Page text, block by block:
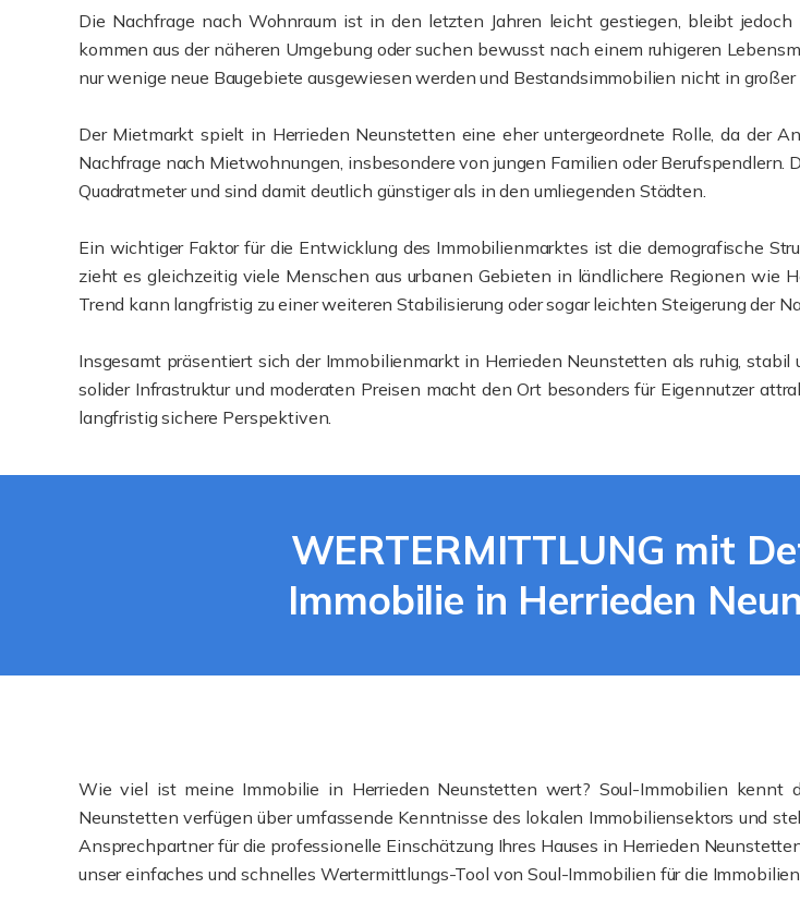
Die Nachfrage nach Wohnraum ist in den letzten Jahren leicht gestiegen, bleibt
kommen aus der näheren Umgebung oder suchen bewusst nach einem ruhigeren
nur wenige neue Baugebiete ausgewiesen werden und Bestandsimmobilien nicht in
Der Mietmarkt spielt in Herrieden Neunstetten eine eher untergeordnete Rolle, da der
Nachfrage nach Mietwohnungen, insbesondere von jungen Familien oder
Quadratmeter und sind damit deutlich günstiger als in den umliegenden Städten.
Ein wichtiger Faktor für die Entwicklung des Immobilienmarktes ist die demografische
zieht es gleichzeitig viele Menschen aus urbanen Gebieten in ländlichere Regionen wie
Trend kann langfristig zu einer weiteren Stabilisierung oder sogar leichten Steigerung der
Insgesamt präsentiert sich der Immobilienmarkt in Herrieden Neunstetten als ruhig,
solider Infrastruktur und moderaten Preisen macht den Ort besonders für Eigennutzer
langfristig sichere Perspektiven.
WERTERMITTLUNG mit
Immobilie in Herrieden
Wie viel ist meine Immobilie in Herrieden Neunstetten wert? Soul-Immobilien kennt
Neunstetten verfügen über umfassende Kenntnisse des lokalen Immobiliensektors und
Ansprechpartner für die professionelle Einschätzung Ihres Hauses in Herrieden
unser einfaches und schnelles Wertermittlungs-Tool von Soul-Immobilien für die